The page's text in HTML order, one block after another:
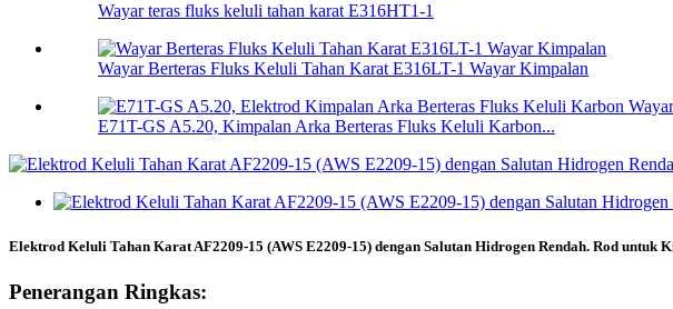
Wayar teras fluks keluli tahan karat E316HT1-1
Wayar Berteras Fluks Keluli Tahan Karat E316LT-1 Wayar Kimpalan
E71T-GS A5.20, Kimpalan Arka Berteras Fluks Keluli Karbon...
Elektrod Keluli Tahan Karat AF2209-15 (AWS E2209-15) dengan Salutan Hidrogen Rendah. Rod untuk
Penerangan Ringkas: